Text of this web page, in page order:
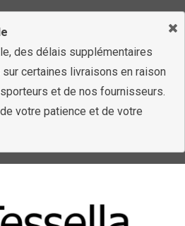
des délais supplémentaires
certaines livraisons en raison
et de nos fournisseurs.
votre patience et de votre